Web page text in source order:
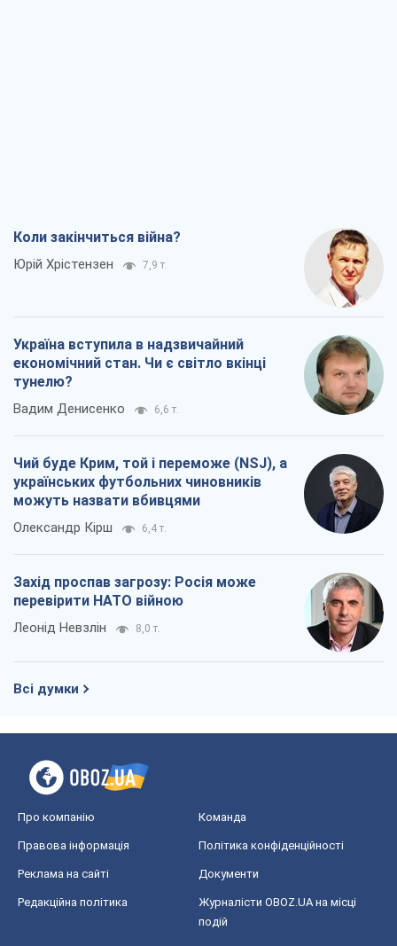
Коли закінчиться війна?
Юрій Хрістензен 7,9 т.
Україна вступила в надзвичайний
економічний стан. Чи є світло вкінці
тунелю?
Вадим Денисенко 6,6 т.
Чий буде Крим, той і переможе (NSJ), а
українських футбольних чиновників
можуть назвати вбивцями
Олександр Кірш 6,4 т.
Захід проспав загрозу: Росія може
перевірити НАТО війною
Леонід Невзлін 8,0 т.
Всі думки
Про компанію Команда
Правова інформація Політика конфіденційності
Реклама на сайті Документи
Редакційна політика
Журналісти OBOZ.UA на місці
подій